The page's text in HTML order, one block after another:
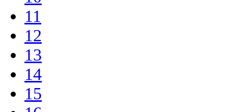
11
12
13
14
15